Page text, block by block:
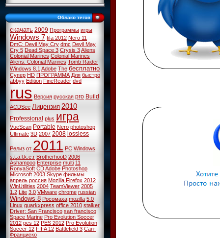
Облако тегов
скачать 2009 Программы игры
Windows 7 fifa 2012 Nero 11
DmC: Devil May Cry dmc Devil May
Cry 5 Dead Space 3 Crysis 3Aliens
Colonial Marines Colonial Marines
Aliens: Colonial Marines Tomb Raider
Windows 8.1Adobe The бесплатно
Супер HD ПРОГРАММА Для быстро
abbyy Edition FineReader dvd
rus Версия русская pro Build
ACDSee Лицензия 2010
Professional plus игра
VueScan Portable Nero photoshop
Ultimate 3D 2007 2008 lossless
Релиз от 2011 PC Windows
s.t.a.l.k.e.r BrotherhooD 2006
Ashampoo Enterprise multi 11
RonyaSoft CDAdobe Photoshop
Microsoft 2003 Skype фильмы
апрель россия Mozilla Firefox 2012
WinUtilities 2004 TeamViewer 2005
1.2 Lite 3.0 VMware chrome russian
Windows 8 Росомаха mozilla 5.0
Linux quarkxpress office 2010 stalker
Driver: San Francisco san francisco
Space Marine Pro Evolution Soccer
2012 pes 12 PES 2012 Pro Evolution
Soccer 12 FIFA 12 Battlefield 3 Сан-
Франциско